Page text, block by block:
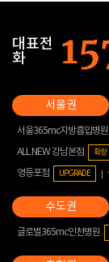
대표전
화
서울365mc지방흡입병원
ALL NEW 강남본점 확장
영등포점
UPGRADE
글로벌365mc인천병원